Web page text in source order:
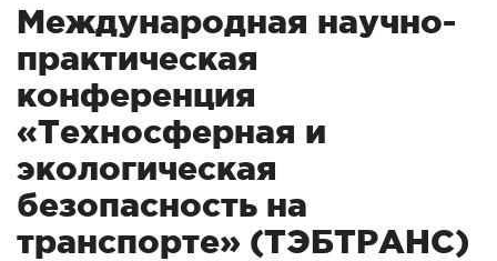
Международная научно-
практическая
конференция
«Техносферная и
экологическая
безопасность на
транспорте» (ТЭБТРАНС)